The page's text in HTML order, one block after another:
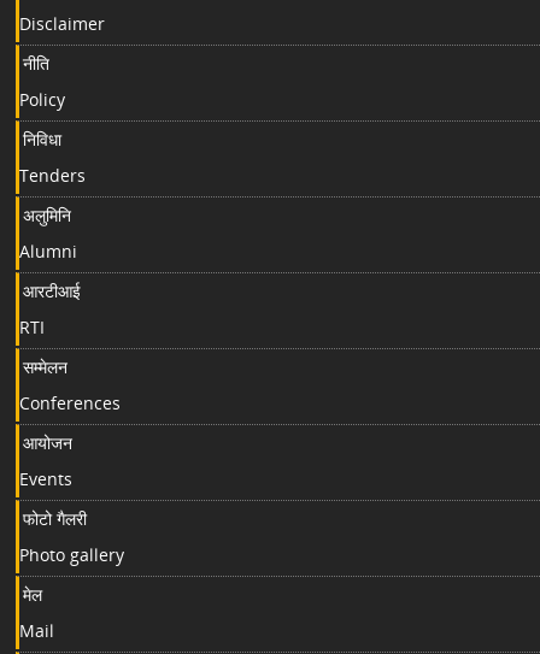
Disclaimer
नीति
Policy
निविधा
Tenders
अलुमिनि
Alumni
आरटीआई
RTI
सम्मेलन
Conferences
आयोजन
Events
फोटो गैलरी
Photo gallery
मेल
Mail